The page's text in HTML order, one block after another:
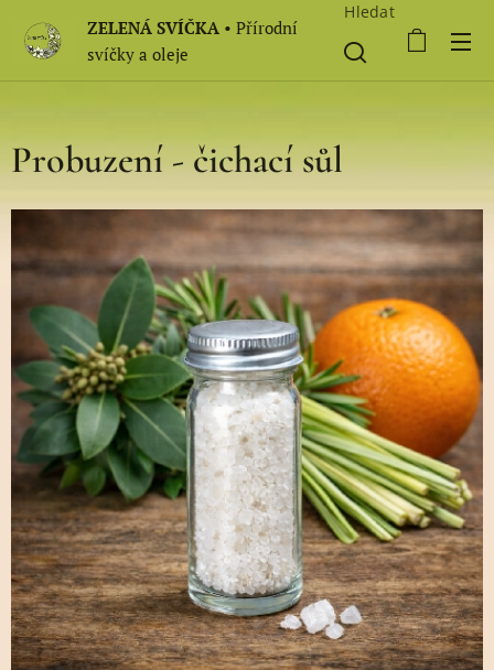
ZELENÁ SVÍČKA • Přírodní
svíčky a oleje
Hledat
Probuzení - čichací sůl